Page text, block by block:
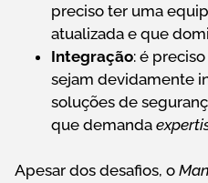
preciso ter uma
atualizada e que
Integração: é
sejam devidamente
soluções de
que demanda
Apesar dos desafios, o